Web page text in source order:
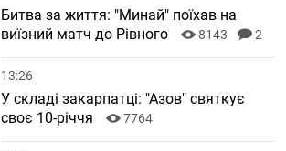
Битва за життя: "Минай" поїхав на
виїзний матч до Рівного
8143 2
13:26
У складі закарпатці: "Азов" святкує
своє 10-річчя
7764